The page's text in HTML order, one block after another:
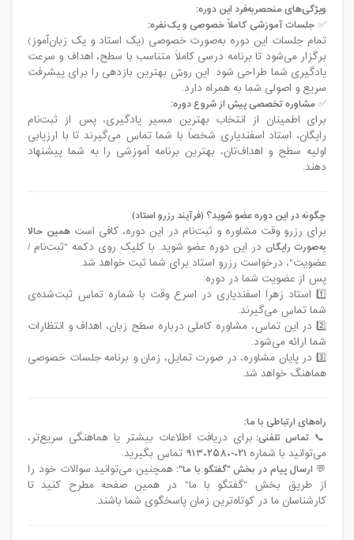
ویژگی‌های منحصربه‌فرد این دوره:
✅ جلسات آموزشی کاملاً خصوصی و یک‌نفره:
تمام جلسات این دوره به‌صورت خصوصی (یک استاد و یک زبان‌آموز)
برگزار می‌شود تا برنامه درسی کاملاً متناسب با سطح، اهداف و سرعت
یادگیری شما طراحی شود. این روش بهترین بازدهی را برای پیشرفت
سریع و اصولی شما به همراه دارد.
✅ مشاوره تخصصی پیش از شروع دوره:
برای اطمینان از انتخاب بهترین مسیر یادگیری، پس از ثبت‌نام
رایگان، استاد اسفندیاری شخصاً با شما تماس می‌گیرند تا با ارزیابی
اولیه سطح و اهداف‌تان، بهترین برنامه آموزشی را به شما پیشنهاد
دهند.
چگونه در این دوره عضو شوید؟ (فرآیند رزرو استاد)
برای رزرو وقت مشاوره و ثبت‌نام در این دوره، کافی است همین حالا
به‌صورت رایگان در این دوره عضو شوید. با کلیک روی دکمه "ثبت‌نام /
عضویت"، درخواست رزرو استاد برای شما ثبت خواهد شد.
پس از عضویت شما در دوره:
1️⃣ استاد زهرا اسفندیاری در اسرع وقت با شماره تماس ثبت‌شده‌ی
شما تماس می‌گیرند.
2️⃣ در این تماس، مشاوره کاملی درباره سطح زبان، اهداف و انتظارات
شما ارائه می‌شود.
3️⃣ در پایان مشاوره، در صورت تمایل، زمان و برنامه جلسات خصوصی
هماهنگ خواهد شد.
راه‌های ارتباطی با ما:
📞 تماس تلفنی: برای دریافت اطلاعات بیشتر یا هماهنگی سریع‌تر،
می‌توانید با شماره ۰۲۱-۹۱۳۰۲۵۸۰
تماس بگیرید.
💬 ارسال پیام در بخش "گفتگو با ما":همچنین می‌توانید سوالات خود را
از طریق بخش "گفتگو با ما" در همین صفحه مطرح کنید تا
کارشناسان ما در کوتاه‌ترین زمان پاسخگوی شما باشند.